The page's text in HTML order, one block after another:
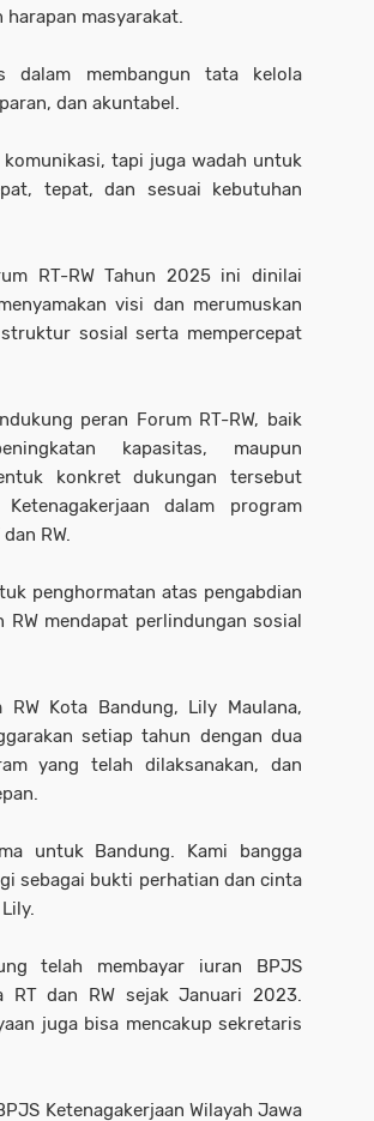
masyarakat.
membangun tata kelola
dan akuntabel.
tapi juga wadah untuk
tepat, dan sesuai kebutuhan
RT-RW Tahun 2025 ini dinilai
visi dan merumuskan
sosial serta mempercepat
peran Forum RT-RW, baik
kapasitas, maupun
konkret dukungan tersebut
dalam program
RW.
penghormatan atas pengabdian
RW mendapat perlindungan sosial
Kota Bandung, Lily Maulana,
setiap tahun dengan dua
yang telah dilaksanakan, dan
untuk Bandung. Kami bangga
sebagai bukti perhatian dan cinta
telah membayar iuran BPJS
RT dan RW sejak Januari 2023.
juga bisa mencakup sekretaris
Ketenagakerjaan Wilayah Jawa